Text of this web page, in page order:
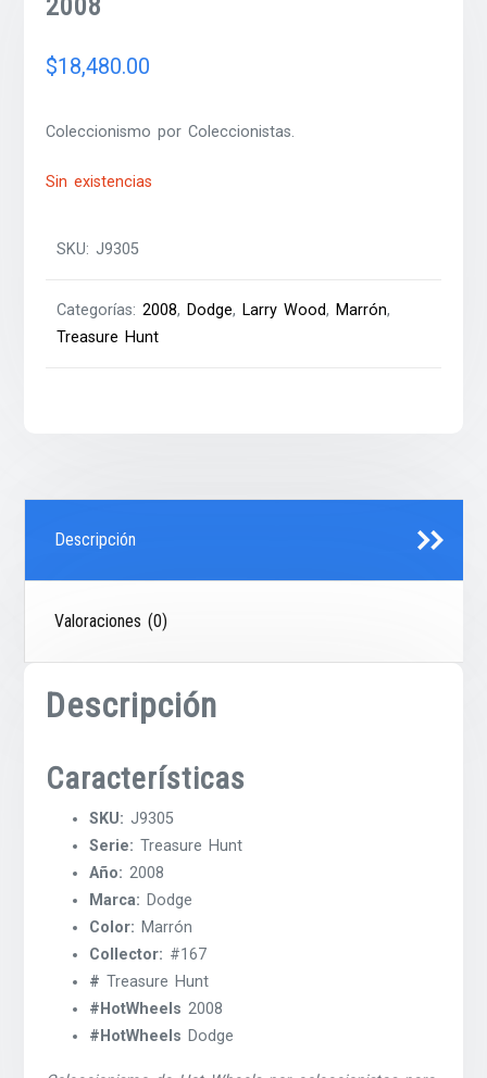
$18,480.00
Coleccionismo por Coleccionistas.
Sin existencias
SKU:J9305
Categorías:2008, Dodge, Larry Wood, Marrón,
Treasure Hunt
Descripción
Valoraciones (0)
Descripción
Características
SKU: J9305
Serie: Treasure Hunt
Año: 2008
Marca: Dodge
Color: Marrón
Collector: #167
# Treasure Hunt
#HotWheels 2008
#HotWheels Dodge